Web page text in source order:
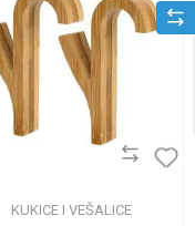
KUKICE I VEŠALICE